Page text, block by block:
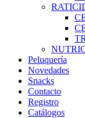
Peluquería
Novedades
Snacks
Contacto
Registro
Catálogos